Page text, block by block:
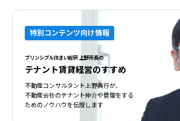
特別コンテンツ向け情報
プリンシプル住まい総研 上野所長の
テナント賃貸経営のすすめ
不動産コンサルタント上野典行が、
不動産会社のテナント仲介や管理をする
ためのノウハウを伝授します